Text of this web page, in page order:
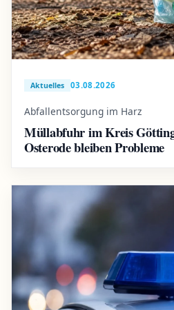
Aktuelles 03.08.2026
Abfallentsorgung im Harz
Müllabfuhr im Kreis
Osterode bleiben Probleme